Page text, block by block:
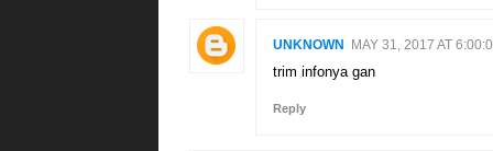
UNKNOWN MAY 31, 2017 AT
trim infonya gan
Reply